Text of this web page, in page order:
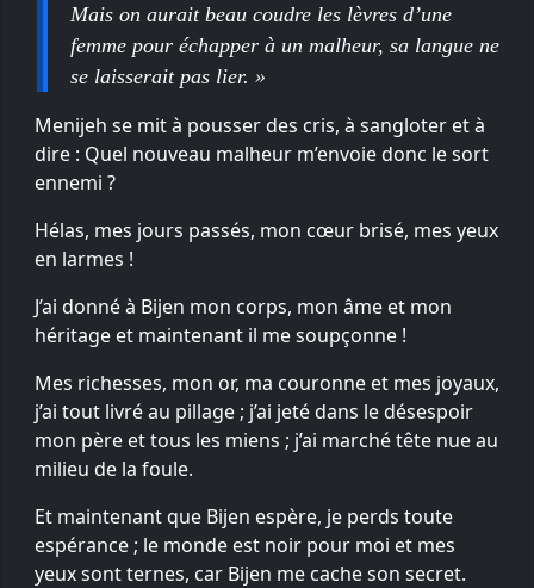
Mais on aurait beau coudre les lèvres d’une
femme pour échapper à un malheur, sa langue ne
se laisserait pas lier. »
Menijeh se mit à pousser des cris, à sangloter et à
dire : Quel nouveau malheur m’envoie donc le sort
ennemi ?
Hélas, mes jours passés, mon cœur brisé, mes yeux
en larmes !
J’ai donné à Bijen mon corps, mon âme et mon
héritage et maintenant il me soupçonne !
Mes richesses, mon or, ma couronne et mes joyaux,
j’ai tout livré au pillage ; j’ai jeté dans le désespoir
mon père et tous les miens ; j’ai marché tête nue au
milieu de la foule.
Et maintenant que Bijen espère, je perds toute
espérance ; le monde est noir pour moi et mes
yeux sont ternes, car Bijen me cache son secret.